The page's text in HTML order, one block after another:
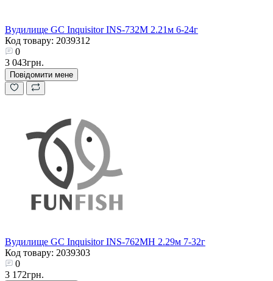
Вудилище GC Inquisitor INS-732M 2.21м 6-24г
Код товару: 2039312
0
3 043грн.
Повідомити мене
Вудилище GC Inquisitor INS-762MH 2.29м 7-32г
Код товару: 2039303
0
3 172грн.